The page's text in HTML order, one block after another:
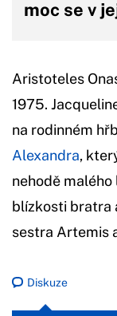
moc se v
Aristoteles
1975.
na rodinném
Alexandra,
nehodě
blízkosti bratra
sestra Artemis
Diskuze